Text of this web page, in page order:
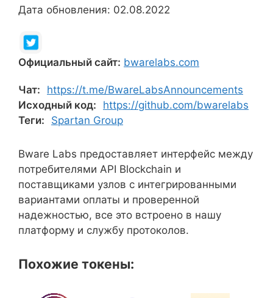
Дата обновления: 02.08.2022
Официальный сайт: bwarelabs.com
Чат:
https://t.me/BwareLabsAnnouncements
Исходный код:
https://github.com/bwarelabs
Теги:
Spartan Group
Bware Labs предоставляет интерфейс между
потребителями API Blockchain и
поставщиками узлов с интегрированными
вариантами оплаты и проверенной
надежностью, все это встроено в нашу
платформу и службу протоколов.
Похожие токены: